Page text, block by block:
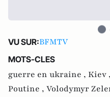
VU SUR:BFMTV
MOTS-CLES
guerre en ukraine , Kiev ,
Poutine , Volodymyr